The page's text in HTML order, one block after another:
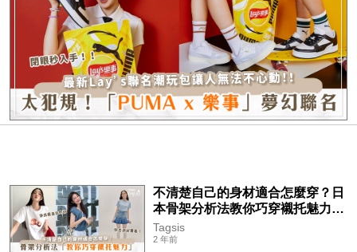
不清楚自己的身材適合怎麼穿？日
本骨架分析法教你巧穿襯托魅力，
快來測試看看，你適合那種類型
吧！
Tagsis
2 年前